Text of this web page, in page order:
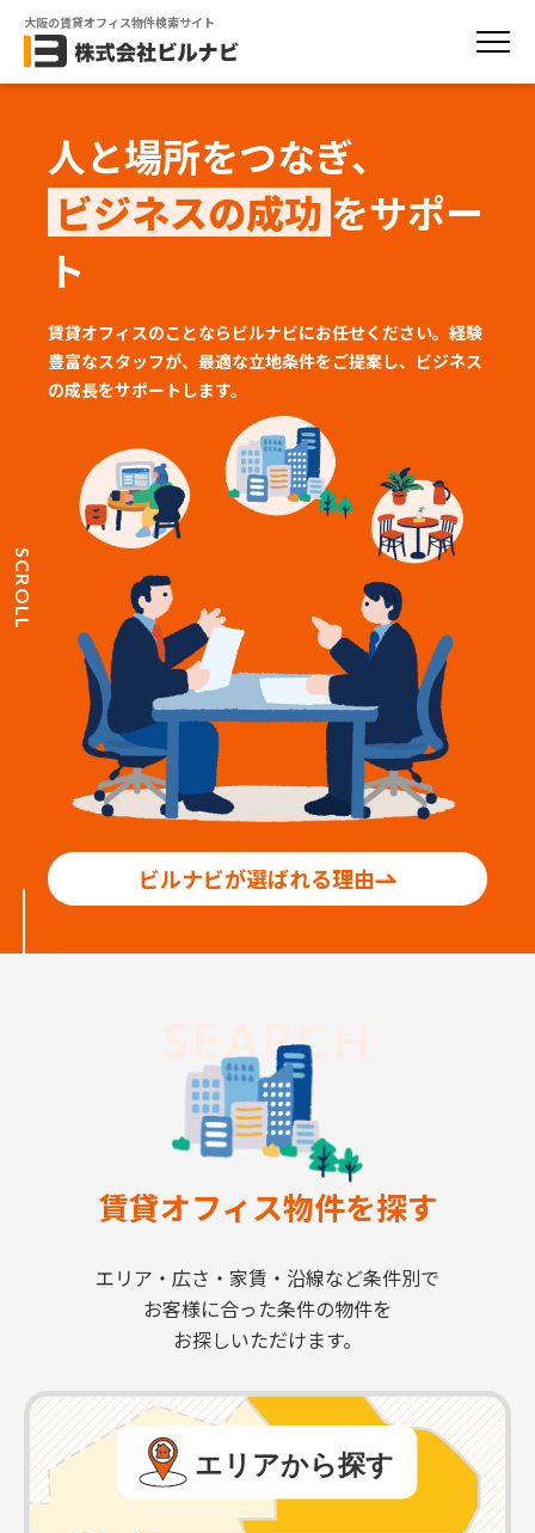
大阪の賃貸オフィス物件検索サイト
人と場所をつなぎ、
ビジネスの成功 をサポー
ト
賃貸オフィスのことならビルナビにお任せください。経験
豊富なスタッフが、 最適な立地条件をご提案し、ビジネス
の成長をサポートします。
ビルナビが選ばれる理由
SCROLL
SEARCH
賃貸オフィス物件を探す
エリア・広さ・家賃・沿線など条件別で
お客様に合った条件の物件を
お探しいただけます。